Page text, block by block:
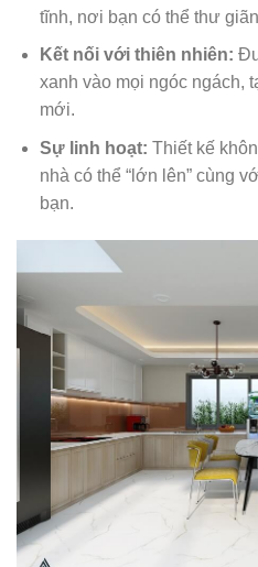
tĩnh, nơi bạn có thể thư
Kết nối với thiên nhiên:
xanh vào mọi ngóc ngách,
mới.
Sự linh hoạt: Thiết kế
nhà có thể “lớn lên” cùng
bạn.